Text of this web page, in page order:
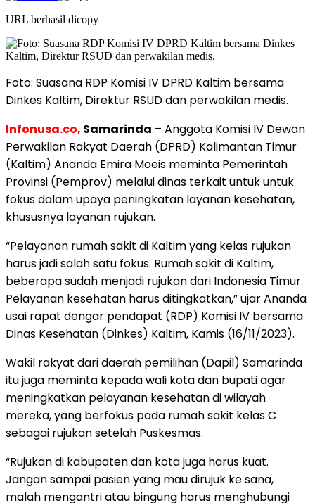
URL berhasil dicopy
Foto: Suasana RDP Komisi IV DPRD Kaltim bersama
Dinkes Kaltim, Direktur RSUD dan perwakilan medis.
Infonusa.co, Samarinda – Anggota Komisi IV Dewan
Perwakilan Rakyat Daerah (DPRD) Kalimantan Timur
(Kaltim) Ananda Emira Moeis meminta Pemerintah
Provinsi (Pemprov) melalui dinas terkait untuk untuk
fokus dalam upaya peningkatan layanan kesehatan,
khususnya layanan rujukan.
“Pelayanan rumah sakit di Kaltim yang kelas rujukan
harus jadi salah satu fokus. Rumah sakit di Kaltim,
beberapa sudah menjadi rujukan dari Indonesia Timur.
Pelayanan kesehatan harus ditingkatkan,” ujar Ananda
usai rapat dengar pendapat (RDP) Komisi IV bersama
Dinas Kesehatan (Dinkes) Kaltim, Kamis (16/11/2023).
Wakil rakyat dari daerah pemilihan (Dapil) Samarinda
itu juga meminta kepada wali kota dan bupati agar
meningkatkan pelayanan kesehatan di wilayah
mereka, yang berfokus pada rumah sakit kelas C
sebagai rujukan setelah Puskesmas.
“Rujukan di kabupaten dan kota juga harus kuat.
Jangan sampai pasien yang mau dirujuk ke sana,
malah mengantri atau bingung harus menghubungi